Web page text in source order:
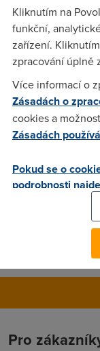
kameru.Vůbec mi
s tím?Nějaký jiný
Jdu na to, zkusim
Kvasha(5.5.2003
... mas vytvoreny
Pro
Kliknutím na
funkční,
zařízení.
zpracování úplně
Více informací o
Zásadách o
cookies a
Zásadách
Pokud se o
podrobnosti